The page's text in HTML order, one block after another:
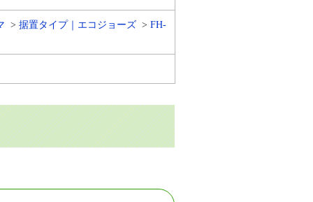
据置タイプ｜エコジョーズ FH-